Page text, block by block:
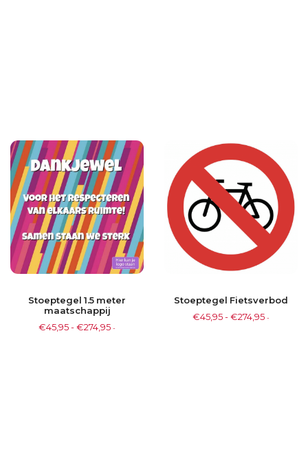
Stoeptegel 1.5 meter
maatschappij
€45,95-€274,95 -
Stoeptegel Fietsverbod
€45,95-€274,95 -